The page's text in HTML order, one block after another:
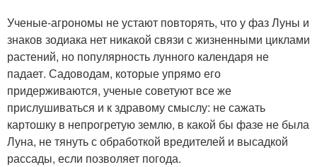
Ученые-агрономы не устают повторять, что у фаз Луны и
знаков зодиака нет никакой связи с жизненными циклами
растений, но популярность лунного календаря не
падает. Садоводам, которые упрямо его
придерживаются, ученые советуют все же
прислушиваться и к здравому смыслу: не сажать
картошку в непрогретую землю, в какой бы фазе не была
Луна, не тянуть с обработкой вредителей и высадкой
рассады, если позволяет погода.